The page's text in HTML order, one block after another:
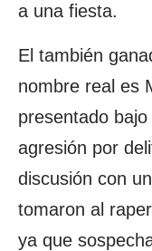
a una fiesta.
El también
nombre real es
presentado
agresión por
discusión con
tomaron al
ya que